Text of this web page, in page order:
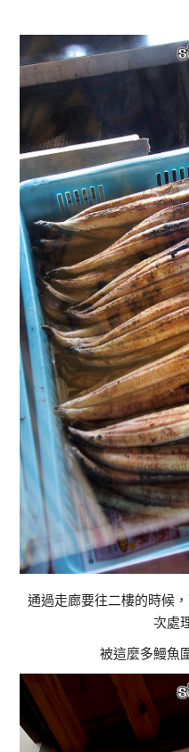
通過走廊要往二樓的時候
次處
被這麼多鰻魚